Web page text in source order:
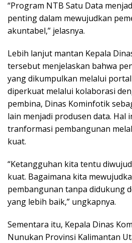
“Program NTB Satu Data
penting dalam mewujudkan
akuntabel,” jelasnya.
Lebih lanjut mantan Kepala
tersebut menjelaskan bahwa
yang dikumpulkan melalui
diperkuat melalui kolaborasi
pembina, Dinas Kominfotik
lain menjadi produsen data. Hal
tranformasi pembangunan
kuat.
“Ketangguhan kita tentu
kuat. Bagaimana kita
pembangunan tanpa didukung
yang lebih baik,” ungkapnya.
Sementara itu, Kepala Dinas
Nunukan Provinsi Kalimantan